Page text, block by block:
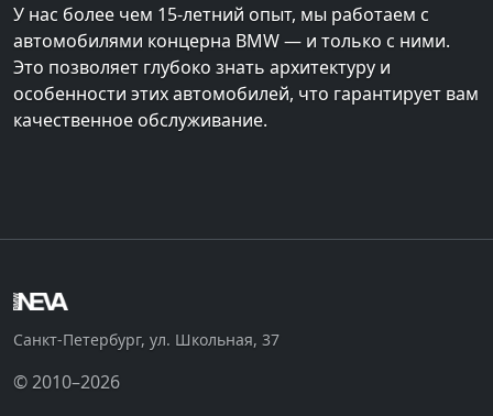
У нас более чем 15-летний опыт, мы работаем с
автомобилями концерна BMW — и только с ними.
Это позволяет глубоко знать архитектуру и
особенности этих автомобилей, что гарантирует вам
качественное обслуживание.
Санкт-Петербург, ул. Школьная, 37
© 2010–2026